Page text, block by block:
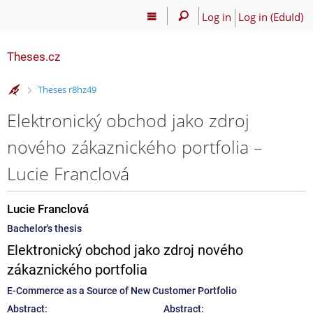
Log in Log in (EduId)
Theses.cz
>
Theses r8hz49
Elektronický obchod jako zdroj
nového zákaznického portfolia –
Lucie Franclová
Lucie Franclová
Bachelor's thesis
Elektronický obchod jako zdroj nového
zákaznického portfolia
E-Commerce as a Source of New Customer Portfolio
Abstract:
Abstract: